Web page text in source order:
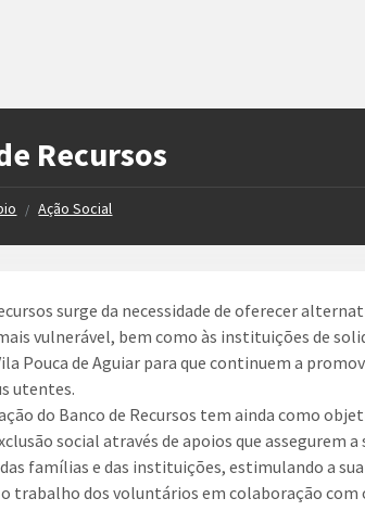
Recursos
/ Ação Social
surge da necessidade de oferecer
vulnerável, bem como às instituições de
Pouca de Aguiar para que continuem a
utentes.
do Banco de Recursos tem ainda como
social através de apoios que assegurem
das famílias e das instituições, estimulando a
trabalho dos voluntários em colaboração com